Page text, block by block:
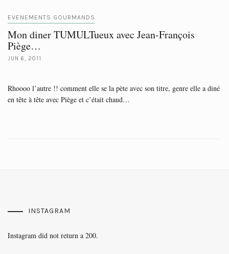
EVENEMENTS GOURMANDS
Mon diner TUMULTueux avec Jean-François
Piège…
JUN 6, 2011
Rhoooo l’autre !! comment elle se la pète avec son titre, genre elle a diné
en tête à tête avec Piège et c’était chaud…
INSTAGRAM
Instagram did not return a 200.